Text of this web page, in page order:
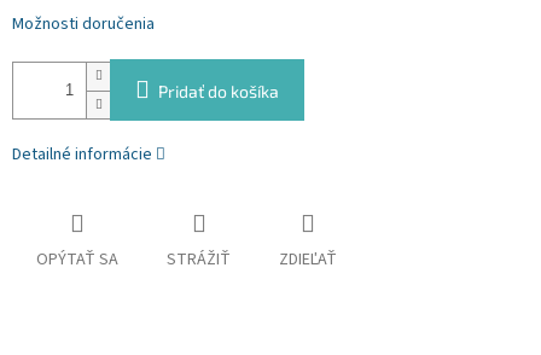
Možnosti doručenia
Pridať do košíka
Detailné informácie
OPÝTAŤ SA STRÁŽIŤ ZDIEĽAŤ